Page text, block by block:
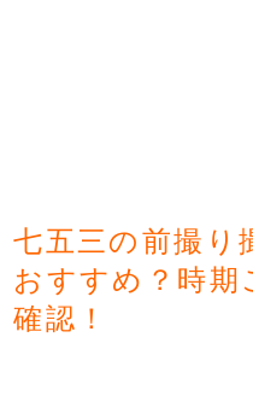
七五三の前撮り
おすすめ？時期
確認！